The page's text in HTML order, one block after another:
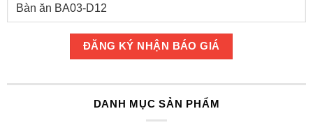
DANH MỤC SẢN PHẨM